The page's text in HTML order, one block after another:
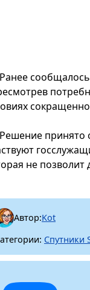
Ранее сообщалось
Решение принято
не
Автор:Kot
Спутники